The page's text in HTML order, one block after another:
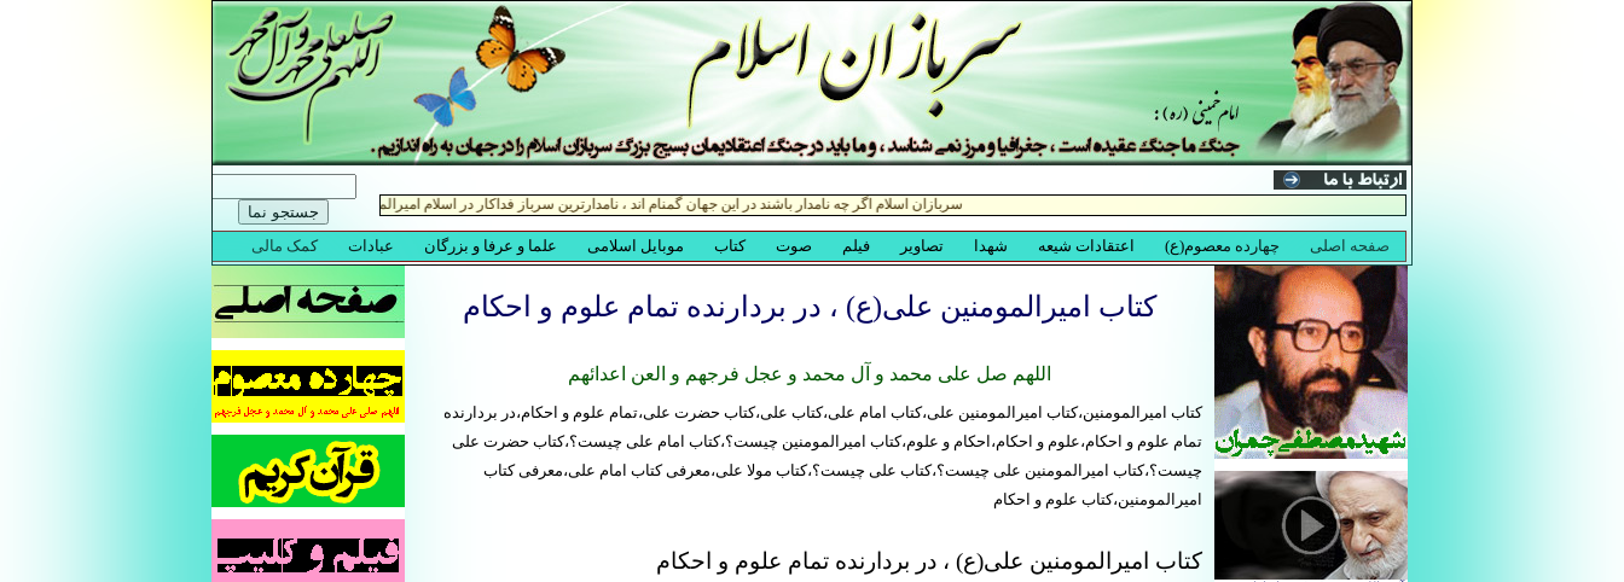
اللهم صل علی محمد و آل محمد و عجل فرجهم و العن اعدائهم
کتاب امیرالمومنین علی(ع) ، در بردارنده تمام علوم و احكام
کتاب امیرالمومنین علی(ع) ، در بردارنده تمام علوم و احكام
کتاب امیرالمومنین،کتاب امیرالمومنین علی،کتاب امام علی،کتاب علی،کتاب حضرت علی،تمام علوم و احكام،در بردارنده
تمام علوم و احكام،علوم و احکام،احکام و علوم،کتاب امیرالمومنین چیست؟،کتاب امام علی چیست؟،کتاب حضرت علی
چیست؟،کتاب امیرالمومنین علی چیست؟،کتاب علی چیست؟،کتاب مولا علی،معرفی کتاب امام علی،معرفی کتاب
امیرالمومنین،کتاب علوم و احكام